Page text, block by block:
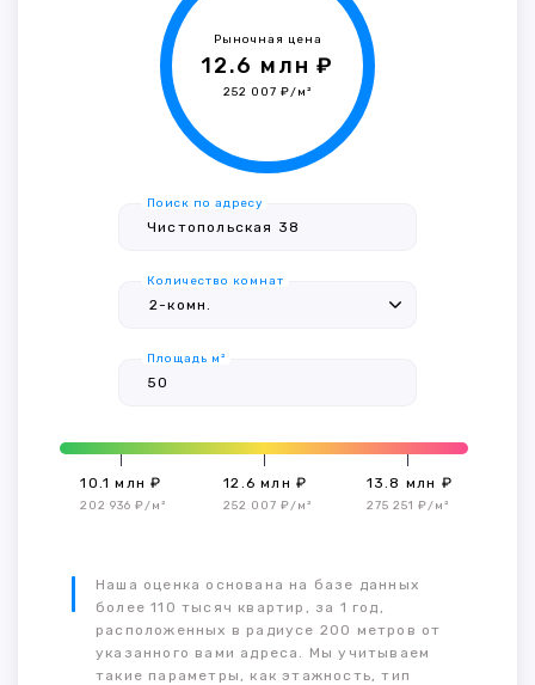
Рыночная цена
12.6 млн ₽
252 007 ₽/м²
Поиск по адресу
Количество комнат
Площадь м²
10.1 млн ₽
202 936 ₽/м²
12.6 млн ₽
252 007 ₽/м²
13.8 млн ₽
275 251 ₽/м²
Наша оценка основана на базе данных
более 110 тысяч квартир, за 1 год,
расположенных в радиусе 200 метров от
указанного вами адреса. Мы учитываем
такие параметры, как этажность, тип